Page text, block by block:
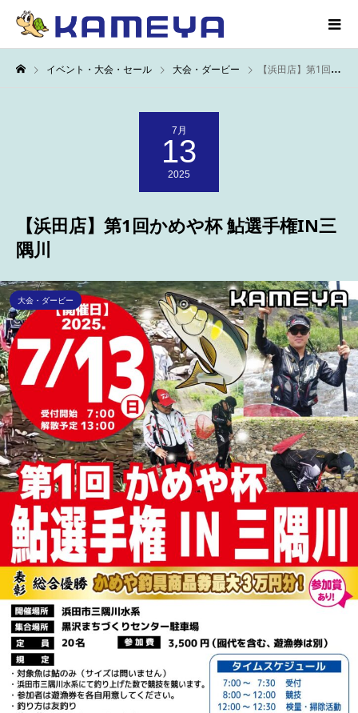
イベント・大会・セール 大会・ダービー 【浜田店】第1回かめや杯 鮎選手権IN三隅川
7月
13
2025
【浜田店】第1回かめや杯 鮎選手権IN三
隅川
大会・ダービー